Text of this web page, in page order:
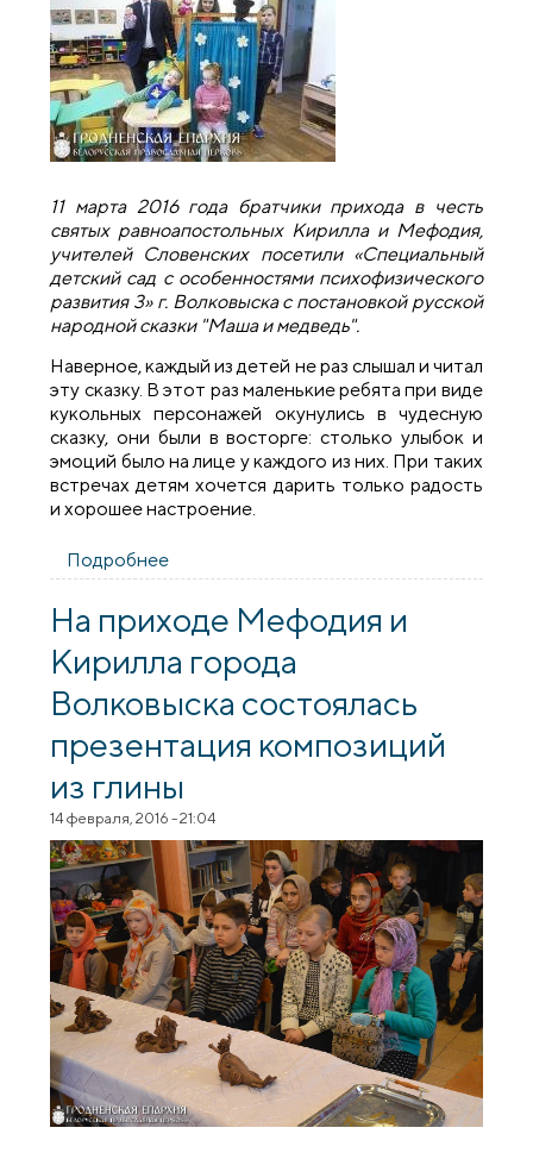
11 марта 2016 года братчики прихода в честь
святых равноапостольных Кирилла и Мефодия,
учителей Словенских посетили «Специальный
детский сад с особенностями психофизического
развития 3» г. Волковыска с постановкой русской
народной сказки "Маша и медведь".
Наверное, каждый из детей не раз слышал и читал
эту сказку. В этот раз маленькие ребята при виде
кукольных персонажей окунулись в чудесную
сказку, они были в восторге: столько улыбок и
эмоций было на лице у каждого из них. При таких
встречах детям хочется дарить только радость
и хорошее настроение.
Подробнее
детский сад
На приходе Мефодия и
Кирилла города
Волковыска состоялась
презентация композиций
из глины
14 февраля, 2016 - 21:04